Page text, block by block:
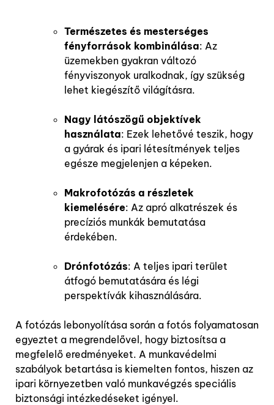
Természetes és mesterséges
fényforrások kombinálása: Az
üzemekben gyakran változó
fényviszonyok uralkodnak, így szükség
lehet kiegészítő világításra.
Nagy látószögű objektívek
használata: Ezek lehetővé teszik, hogy
a gyárak és ipari létesítmények teljes
egésze megjelenjen a képeken.
Makrofotózás a részletek
kiemelésére: Az apró alkatrészek és
precíziós munkák bemutatása
érdekében.
Drónfotózás: A teljes ipari terület
átfogó bemutatására és légi
perspektívák kihasználására.
A fotózás lebonyolítása során a fotós folyamatosan
egyeztet a megrendelővel, hogy biztosítsa a
megfelelő eredményeket. A munkavédelmi
szabályok betartása is kiemelten fontos, hiszen az
ipari környezetben való munkavégzés speciális
biztonsági intézkedéseket igényel.